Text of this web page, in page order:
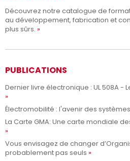
Découvrez notre catalogue de
au développement, fabrication et
plus sûrs.
PUBLICATIONS
Dernier livre électronique : UL 508A -
Électromobilité : l'avenir des
La Carte GMA: Une carte mondiale
Vous envisagez de changer
probablement pas seuls